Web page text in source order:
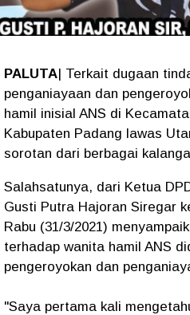
PALUTA| Terkait dugaan
penganiayaan dan
hamil inisial ANS di
Kabupaten Padang lawas
sorotan dari berbagai
Salahsatunya, dari Ketua
Gusti Putra Hajoran Siregar
Rabu (31/3/2021)
terhadap wanita hamil ANS
pengeroyokan dan
"Saya pertama kali